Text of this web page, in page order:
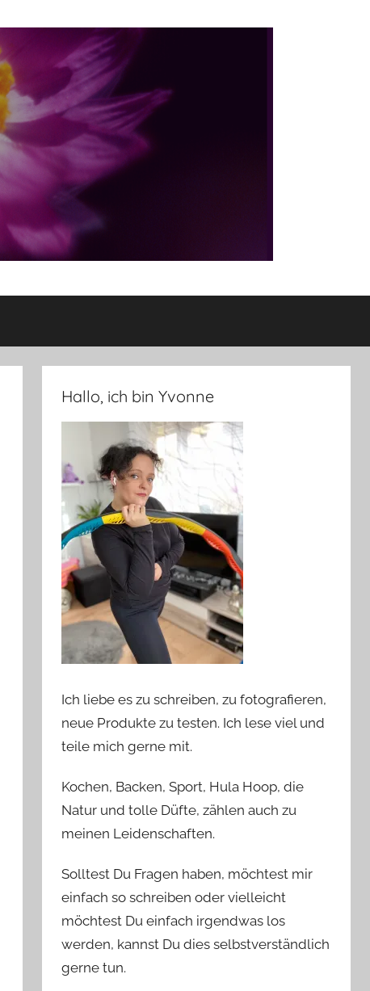
Hallo, ich bin Yvonne
Ich liebe es zu schreiben, zu fotografieren,
neue Produkte zu testen. Ich lese viel und
teile mich gerne mit.
Kochen, Backen, Sport, Hula Hoop, die
Natur und tolle Düfte, zählen auch zu
meinen Leidenschaften.
Solltest Du Fragen haben, möchtest mir
einfach so schreiben oder vielleicht
möchtest Du einfach irgendwas los
werden, kannst Du dies selbstverständlich
gerne tun.